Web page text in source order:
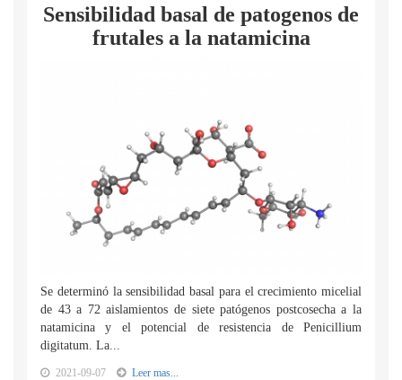
Sensibilidad basal de patogenos de
frutales a la natamicina
Se determinó la sensibilidad basal para el crecimiento micelial
de 43 a 72 aislamientos de siete patógenos postcosecha a la
natamicina y el potencial de resistencia de Penicillium
digitatum. La...
2021-09-07 Leer mas...